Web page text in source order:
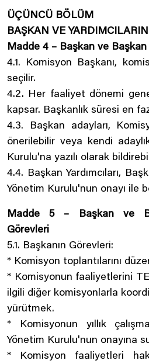
ÜÇÜNCÜ BÖLÜM
BAŞKAN VE
Madde 4 – Başkan ve Başkan
4.1. Komisyon Başkanı,
seçilir.
4.2. Her faaliyet dönemi
kapsar. Başkanlık süresi en
4.3. Başkan adayları,
önerilebilir veya kendi
Kurulu'na yazılı olarak
4.4. Başkan Yardımcıları,
Yönetim Kurulu'nun onayı ile
Madde 5 – Başkan ve
Görevleri
5.1. Başkanın Görevleri:
* Komisyon toplantılarını
* Komisyonun faaliyetlerini
ilgili diğer komisyonlarla
yürütmek.
* Komisyonun yıllık
Yönetim Kurulu'nun onayına
* Komisyon faaliyetleri